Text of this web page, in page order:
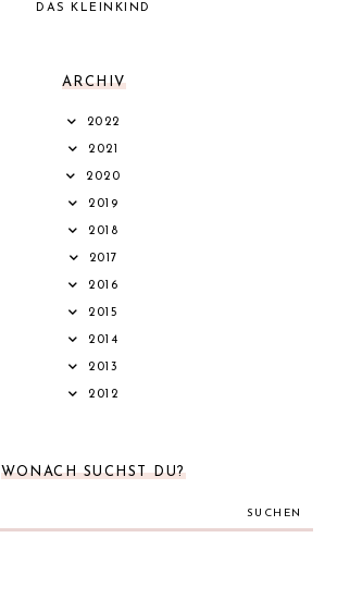
DAS KLEINKIND
ARCHIV
2022
2021
2020
2019
2018
2017
2016
2015
2014
2013
2012
WONACH SUCHST DU?
SUCHEN